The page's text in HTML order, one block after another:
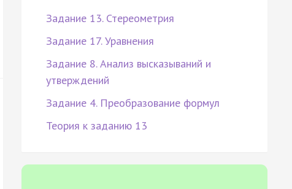
Задание 13. Стереометрия
Задание 17. Уравнения
Задание 8. Анализ высказываний и
утверждений
Задание 4. Преобразование формул
Теория к заданию 13